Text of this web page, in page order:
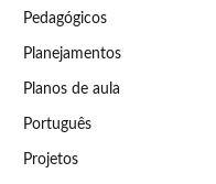
Pedagógicos
Planejamentos
Planos de aula
Português
Projetos